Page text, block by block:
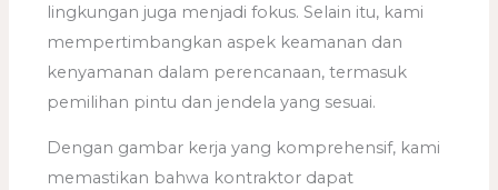
lingkungan juga menjadi fokus. Selain itu, kami
mempertimbangkan aspek keamanan dan
kenyamanan dalam perencanaan, termasuk
pemilihan pintu dan jendela yang sesuai.
Dengan gambar kerja yang komprehensif, kami
memastikan bahwa kontraktor dapat